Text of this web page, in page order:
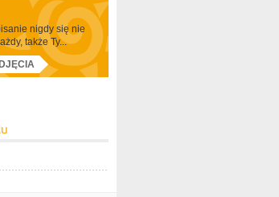
nigdy się nie
także Ty...